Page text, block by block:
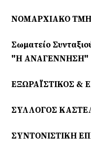
ΝΟΜΑΡΧΙΑΚΟ
Σωματείο
"Η ΑΝΑΓΕΝΝΗΣΗ"
ΕΞΩΡΑΪΣΤΙΚΟΣ &
ΣΥΛΛΟΓΟΣ
ΣΥΝΤΟΝΙΣΤΙΚΗ